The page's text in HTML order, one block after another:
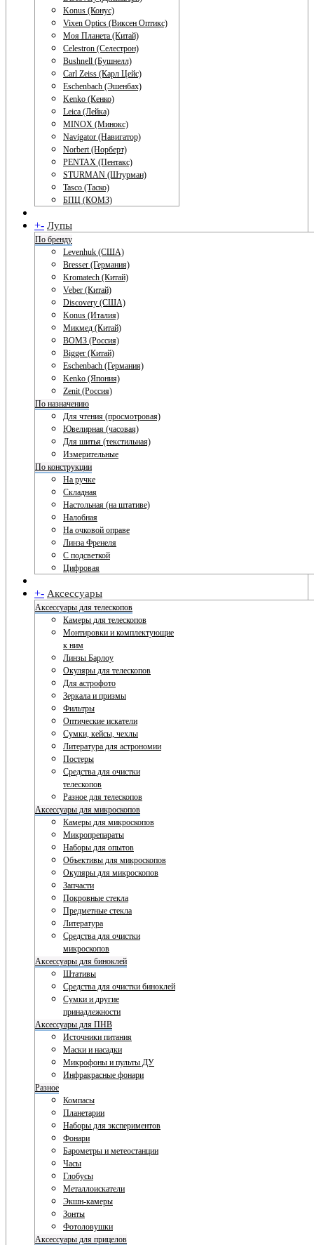
Konus (Конус)
Vixen Optics (Виксен Оптикс)
Моя Планета (Китай)
Celestron (Селестрон)
Bushnell (Бушнелл)
Carl Zeiss (Карл Цейс)
Eschenbach (Эшенбах)
Kenko (Кенко)
Leica (Лейка)
MINOX (Минокс)
Navigator (Навигатор)
Norbert (Норберт)
PENTAX (Пентакс)
STURMAN (Штурман)
Tasco (Таско)
БПЦ (КОМЗ)
+- Лупы
По бренду
Levenhuk (США)
Bresser (Германия)
Kromatech (Китай)
Veber (Китай)
Discovery (США)
Konus (Италия)
Микмед (Китай)
ВОМЗ (Россия)
Bigger (Китай)
Eschenbach (Германия)
Kenko (Япония)
Zenit (Россия)
По назначению
Для чтения (просмотровая)
Ювелирная (часовая)
Для шитья (текстильная)
Измерительные
По конструкции
На ручке
Складная
Настольная (на штативе)
Налобная
На очковой оправе
Линза Френеля
С подсветкой
Цифровая
+- Аксессуары
Аксессуары для телескопов
Камеры для телескопов
Монтировки и комплектующие
к ним
Линзы Барлоу
Окуляры для телескопов
Для астрофото
Зеркала и призмы
Фильтры
Оптические искатели
Сумки, кейсы, чехлы
Литература для астрономии
Постеры
Средства для очистки
телескопов
Разное для телескопов
Аксессуары для микроскопов
Камеры для микроскопов
Микропрепараты
Наборы для опытов
Объективы для микроскопов
Окуляры для микроскопов
Запчасти
Покровные стекла
Предметные стекла
Литература
Средства для очистки
микроскопов
Аксессуары для биноклей
Штативы
Средства для очистки биноклей
Сумки и другие
принадлежности
Аксессуары для ПНВ
Источники питания
Маски и насадки
Микрофоны и пульты ДУ
Инфракрасные фонари
Разное
Компасы
Планетарии
Наборы для экспериментов
Фонари
Барометры и метеостанции
Часы
Глобусы
Металлоискатели
Экшн-камеры
Зонты
Фотоловушки
Аксессуары для прицелов